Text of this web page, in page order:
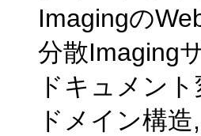
Imagingの
分散Imaging
ドキュメン
ドメイン構